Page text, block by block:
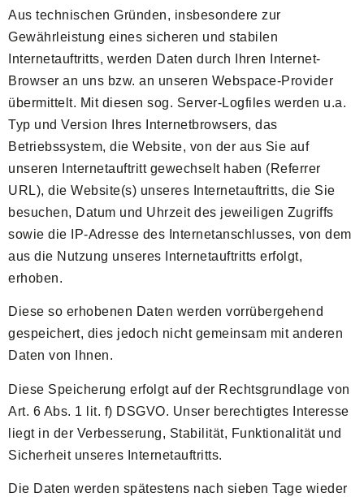
Aus technischen Gründen, insbesondere zur
Gewährleistung eines sicheren und stabilen
Internetauftritts, werden Daten durch Ihren Internet-
Browser an uns bzw. an unseren Webspace-Provider
übermittelt. Mit diesen sog. Server-Logfiles werden u.a.
Typ und Version Ihres Internetbrowsers, das
Betriebssystem, die Website, von der aus Sie auf
unseren Internetauftritt gewechselt haben (Referrer
URL), die Website(s) unseres Internetauftritts, die Sie
besuchen, Datum und Uhrzeit des jeweiligen Zugriffs
sowie die IP-Adresse des Internetanschlusses, von dem
aus die Nutzung unseres Internetauftritts erfolgt,
erhoben.
Diese so erhobenen Daten werden vorrübergehend
gespeichert, dies jedoch nicht gemeinsam mit anderen
Daten von Ihnen.
Diese Speicherung erfolgt auf der Rechtsgrundlage von
Art. 6 Abs. 1 lit. f) DSGVO. Unser berechtigtes Interesse
liegt in der Verbesserung, Stabilität, Funktionalität und
Sicherheit unseres Internetauftritts.
Die Daten werden spätestens nach sieben Tage wieder